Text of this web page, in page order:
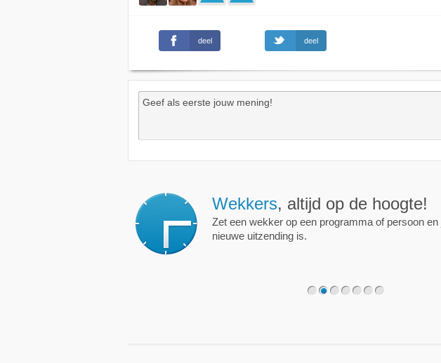
deel deel
Wekkers, altijd op de hoogte!
Zet een wekker op een programma of persoon
nieuwe uitzending is.